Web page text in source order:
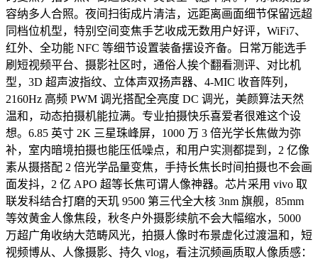
容纳多人合照。夜间扫街成片清洁，远距离画面细节保留远超
同档位机型，特别空间变焦手艺收成无数用户好评，WiFi7、
红外、全功能 NFC 等细节设置装备摆设齐备。日常万能选手
刷短视频平台、摄影社区时，通俗人挨个翻看测评、对比机
型，3D 超声波指纹、立体声双扬声器、4-MIC 收音阵列，
2160Hz 高频 PWM 调光搭配全亮度 DC 调光，美颜算法天然
温和，动态拍摄机能拉满。专业拍摄快乐喜爱者很难这个设
想。6.85 英寸 2K 三星珠峰屏，1000 万 3 倍光学长焦做为弥
补，室内暗境拍摄也能压低噪点，和用户实测都提到，2 亿像
素从摄搭配 2 倍光学品量变焦，手持长焦长时间拍摄也不会画
面发抖，2 亿 APO 超等长焦可谓人像神器。芯片采用 vivo 取
联发科结合打磨的天玑 9500 第三代全大核 3nm 旗舰，85mm
等效黄金人像焦段，秋冬户外摄影续航不会大幅缩水，5000
万超广角收纳大范畴风光，拍摄人像时布景虚化过渡温和，短
视频博从、人像摄影、持久 vlog，看注沉频画质取人像质感：